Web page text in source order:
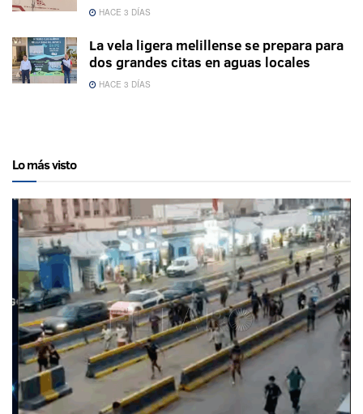
HACE 3 DÍAS
La vela ligera melillense se prepara para
dos grandes citas en aguas locales
HACE 3 DÍAS
Lo más visto